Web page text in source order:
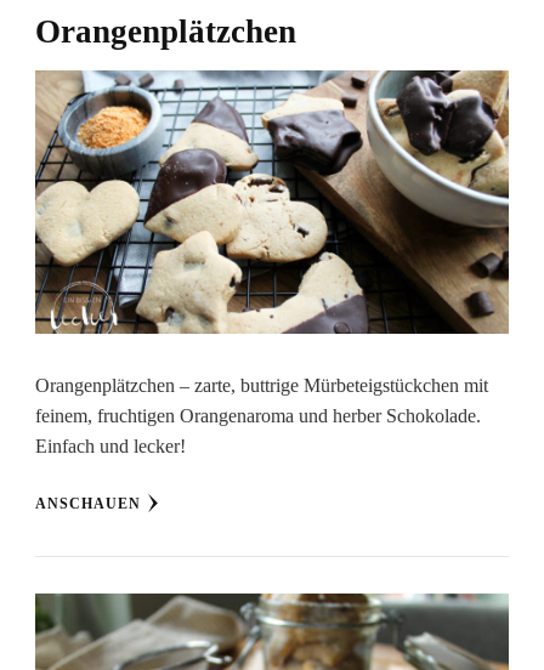
Orangenplätzchen
Orangenplätzchen – zarte, buttrige Mürbeteigstückchen mit
feinem, fruchtigen Orangenaroma und herber Schokolade.
Einfach und lecker!
ANSCHAUEN